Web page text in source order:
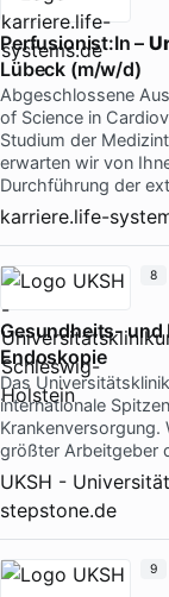
Perfusionist:In –
Lübeck (m/w/d)
Abgeschlossene
of Science in
Studium der
erwarten wir von
Durchführung der
karriere.life-
Gesundheits- und
Endoskopie
Das
internationale
Krankenversorgung.
größter Arbeitgeber
UKSH -
stepstone.de
8
9